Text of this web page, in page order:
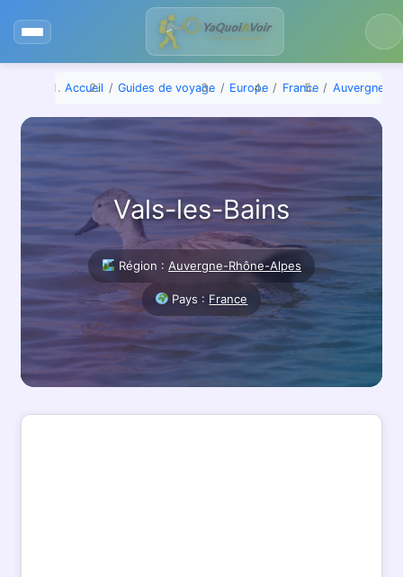
Accueil Guides de voyage Europe France Auvergne-
Vals-les-Bains
Région : Auvergne-Rhône-Alpes
Pays : France